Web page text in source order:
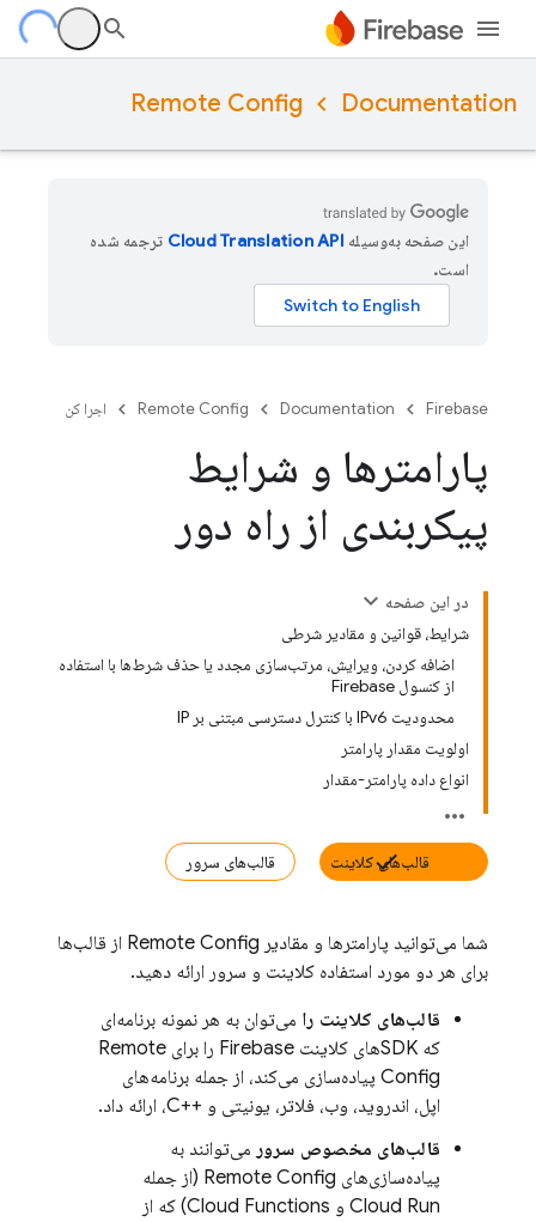
Documentation
Remote Config
این صفحه به‌وسیله
ترجمه شده
است.
Firebase
Documentation
Remote Config اجرا کن
پارامترها و شرایط
پیکربندی از راه دور
در این صفحه
شرایط، قوانین و مقادیر شرطی
اضافه کردن، ویرایش، مرتب‌سازی مجدد یا حذف شرط‌ها با استفاده
از کنسول Firebase
محدودیت IPv6 با کنترل دسترسی مبتنی بر IP
اولویت مقدار پارامتر
انواع داده پارامتر-مقدار
قالب‌های کلاینت قالب‌های سرور
شما می‌توانید پارامترها و مقادیر Remote Config از قالب‌ها
برای هر دو مورد استفاده کلاینت و سرور ارائه دهید.
قالب‌های کلاینت را می‌توان به هر نمونه برنامه‌ای
که SDKهای کلاینت Firebase را برای
Remote
Config پیاده‌سازی می‌کند، از جمله برنامه‌های
اپل، اندروید، وب، فلاتر، یونیتی و ++C، ارائه داد.
قالب‌های مخصوص سرور می‌توانند به
پیاده‌سازی‌های Remote Config (از جمله
Cloud Run و Cloud Functions) که از